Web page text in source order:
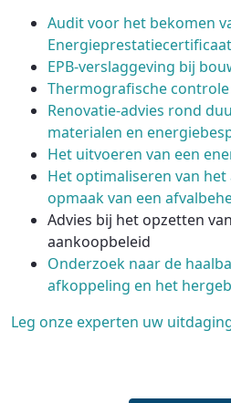
Audit voor het bekomen
EPB-verslaggeving bij
Thermografische
Renovatie-advies rond
materialen en
Het uitvoeren van een
Het optimaliseren van
opmaak van een
Advies bij het opzetten
aankoopbeleid
Onderzoek naar de
afkoppeling en het
Leg onze experten uw